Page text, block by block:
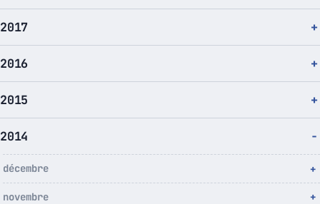
2017
2016
2015
2014
décembre
novembre